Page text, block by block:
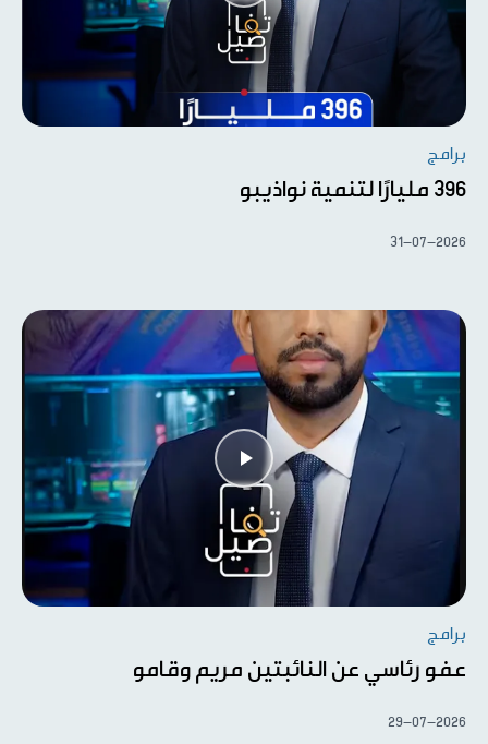
برامج
396 مليارًا لتنمية نواذيبو
31-07-2026
برامج
عفو رئاسي عن النائبتين مريم وقامو
29-07-2026